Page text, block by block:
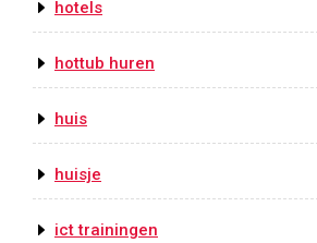
hotels
hottub huren
huis
huisje
ict trainingen